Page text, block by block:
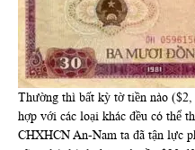
Thường thì bất kỳ tờ tiền nào
hợp với các loại khác đều có thể
CHXHCN An-Nam ta đã tận lực